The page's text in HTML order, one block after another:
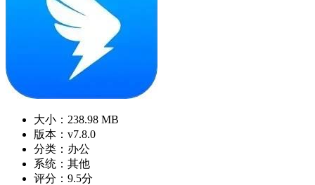
大小：238.98 MB
版本：v7.8.0
分类：办公
系统：其他
评分：9.5分